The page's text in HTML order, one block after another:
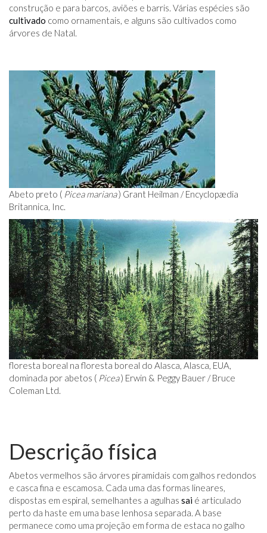
construção e para barcos, aviões e barris. Várias espécies são
cultivado como ornamentais, e alguns são cultivados como
árvores de Natal.
Abeto preto ( Picea mariana) Grant Heilman / Encyclopædia
Britannica, Inc.
floresta boreal na floresta boreal do Alasca, Alasca, EUA,
dominada por abetos ( Picea) Erwin & Peggy Bauer / Bruce
Coleman Ltd.
Descrição física
Abetos vermelhos são árvores piramidais com galhos redondos
e casca fina e escamosa. Cada uma das formas lineares,
dispostas em espiral, semelhantes a agulhas sai é articulado
perto da haste em uma base lenhosa separada. A base
permanece como uma projeção em forma de estaca no galho